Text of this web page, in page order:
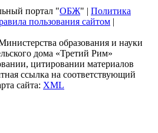
портал "ОБЖ" | Политика
пользования сайтом |
образования и науки
дома «Третий Рим»
цитировании материалов
ссылка на соответствующий
сайта: XML